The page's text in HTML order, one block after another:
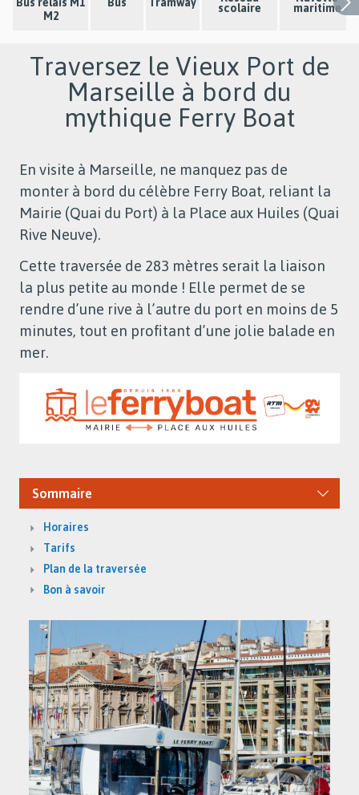
M2
scolaire maritime
Traversez le Vieux Port de
Marseille à bord du
mythique Ferry Boat
En visite à Marseille, ne manquez pas de
monter à bord du célèbre Ferry Boat, reliant la
Mairie (Quai du Port) à la Place aux Huiles (Quai
Rive Neuve).
Cette traversée de 283 mètres serait la liaison
la plus petite au monde ! Elle permet de se
rendre d’une rive à l’autre du port en moins de 5
minutes, tout en profitant d’une jolie balade en
mer.
Sommaire
Horaires
Tarifs
Plan de la traversée
Bon à savoir